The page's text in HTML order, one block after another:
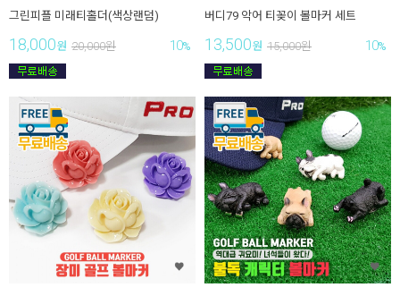
그린피플 미래티홀더(색상랜덤)
18,000원 20,000원 10%
버디79 악어 티꽂이 볼마커 세트
13,500원 15,000원 10%